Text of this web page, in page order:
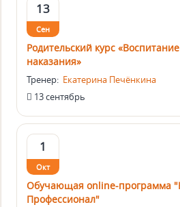
13
Сен
Родительский курс
наказания»
Тренер: Екатерина Печёнкина
13 сентябрь
1
Окт
Обучающая online-программа
Профессионал"